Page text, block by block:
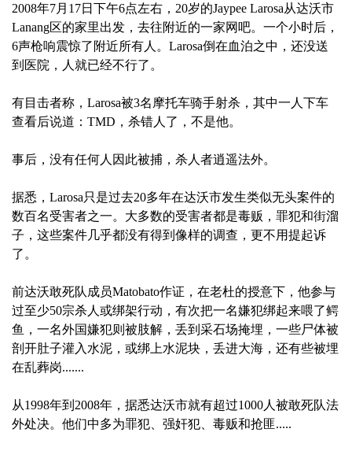
2008年7月17日下午6点左右，20岁的Jaypee Larosa从达沃市
Lanang区的家里出发，去往附近的一家网吧。一个小时后，
6声枪响震惊了附近所有人。Larosa倒在血泊之中，还没送
到医院，人就已经不行了。
有目击者称，Larosa被3名摩托车骑手射杀，其中一人下车
查看后说道：TMD，杀错人了，不是他。
事后，没有任何人因此被捕，杀人者逍遥法外。
据悉，Larosa只是过去20多年在达沃市发生类似无头案件的
数百名受害者之一。大多数的受害者都是毒贩，罪犯和街溜
子，这些案件几乎都没有得到像样的调查，更不用提起诉
了。
前达沃敢死队成员Matobato作证，在老杜的授意下，他参与
过至少50宗杀人或绑架行动，有次把一名嫌犯绑起来喂了鳄
鱼，一名外国嫌犯则被肢解，丢到采石场掩埋，一些尸体被
剖开肚子灌入水泥，或绑上水泥块，丢进大海，还有些被埋
在乱葬岗.......
从1998年到2008年，据悉达沃市就有超过1000人被敢死队法
外处决。他们中多为罪犯、强奸犯、毒贩和抢匪.....